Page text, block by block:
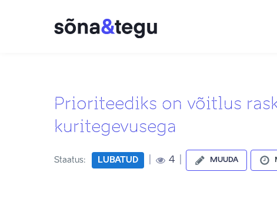
Prioriteediks on võitlus
kuritegevusega
Staatus: LUBATUD 4 MUUDA